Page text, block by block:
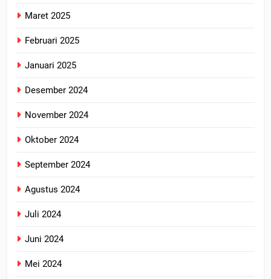
Maret 2025
Februari 2025
Januari 2025
Desember 2024
November 2024
Oktober 2024
September 2024
Agustus 2024
Juli 2024
Juni 2024
Mei 2024